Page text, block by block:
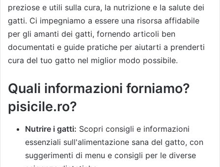
preziose e utili sulla cura, la nutrizione e la salute dei
gatti. Ci impegniamo a essere una risorsa affidabile
per gli amanti dei gatti, fornendo articoli ben
documentati e guide pratiche per aiutarti a prenderti
cura del tuo gatto nel miglior modo possibile.
Quali informazioni forniamo?
pisicile.ro?
Nutrire i gatti: Scopri consigli e informazioni
essenziali sull'alimentazione sana del gatto, con
suggerimenti di menu e consigli per le diverse